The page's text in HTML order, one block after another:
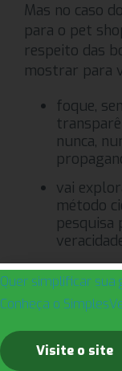
Mas no caso
para o pet
respeito das
mostrar para
foque,
nunca,
vai
método
pesquisa
vai
relevante
consulta
imagens
Quer simplificar sua
Conheça o
Visite o site